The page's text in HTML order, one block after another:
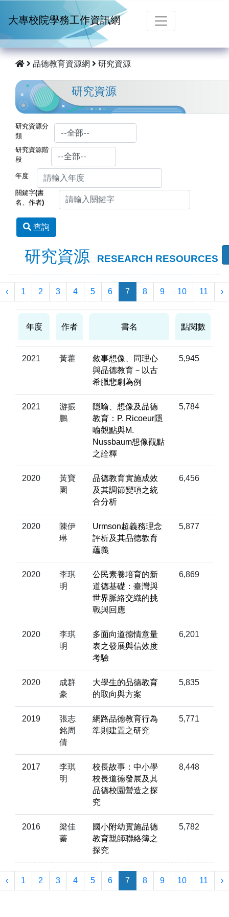
大專校院學務工作資訊網
品德教育資源網 研究資源
研究資源
研究資源分
類
研究資源階
段
年度
關鍵字(書
名、作者)
查詢
研究資源 RESEARCH RESOURCES
‹ 1 2 3 4 5 6 7 8 9 10 11 ›
年度 作者 書名 點閱數
2021 黃藿
敘事想像、同理心
與品德教育－以古
希臘悲劇為例
5,945
2021
游振
鵬
隱喻、想像及品德
教育：P. Ricoeur隱
喻觀點與M.
Nussbaum想像觀點
之詮釋
5,784
2020
黃寶
園
品德教育實施成效
及其調節變項之統
合分析
6,456
2020
陳伊
琳
Urmson超義務理念
評析及其品德教育
蘊義
5,877
2020
李琪
明
公民素養培育的新
道德基礎：臺灣與
世界脈絡交織的挑
戰與回應
6,869
2020
李琪
明
多面向道德情意量
表之發展與信效度
考驗
6,201
2020
成群
豪
大學生的品德教育
的取向與方案
5,835
2019
張志
銘周
倩
網路品德教育行為
準則建置之研究
5,771
2017
李琪
明
校長故事：中小學
校長道德發展及其
品德校園營造之探
究
8,448
2016
梁佳
蓁
國小附幼實施品德
教育親師聯絡簿之
探究
5,782
‹ 1 2 3 4 5 6 7 8 9 10 11 ›